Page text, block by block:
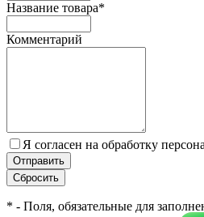
Название товара*
Комментарий
Я согласен на обработку
* - Поля, обязательные для